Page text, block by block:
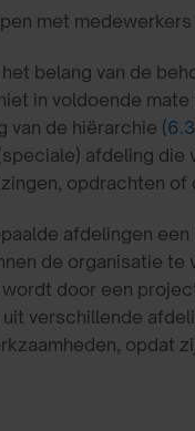
met
belang van de
in voldoende
van de hiërarchie
afdeling
opdrachten
afdelingen
de organisatie
door een
verschillende
opdat